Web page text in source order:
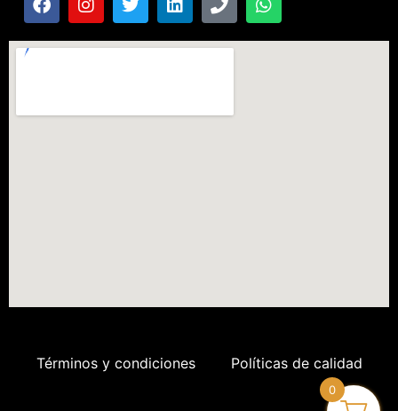
Términos y condiciones Políticas de calidad
0